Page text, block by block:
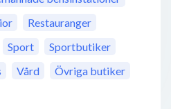
Restauranger
Sport
Sportbutiker
Vård
Övriga butiker